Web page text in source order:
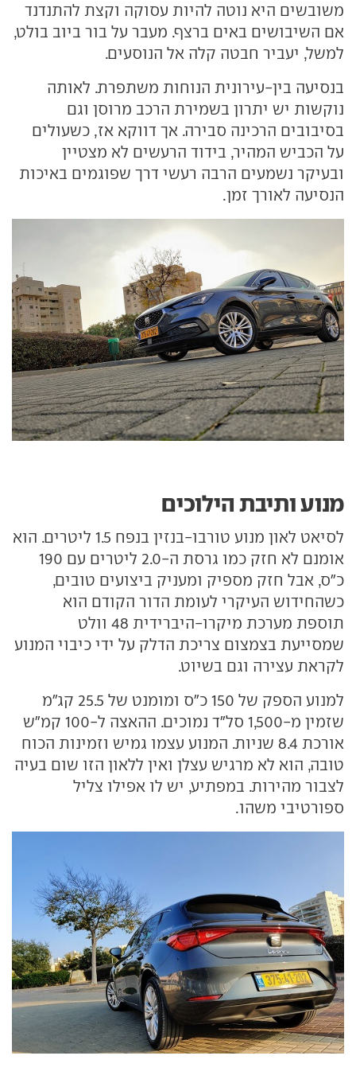
משובשים היא נוטה להיות עסוקה וקצת להתנדנד
אם השיבושים באים ברצף. מעבר על בור ביוב בולט,
למשל, יעביר חבטה קלה אל הנוסעים.
בנסיעה בין-עירונית הנוחות משתפרת. לאותה
נוקשות יש יתרון בשמירת הרכב מרוסן וגם
בסיבובים הרכינה סבירה. אך דווקא אז, כשעולים
על הכביש המהיר, בידוד הרעשים לא מצטיין
ובעיקר נשמעים הרבה רעשי דרך שפוגמים באיכות
הנסיעה לאורך זמן.
מנוע ותיבת הילוכים
לסיאט לאון מנוע טורבו-בנזין בנפח 1.5 ליטרים. הוא
אומנם לא חזק כמו גרסת ה-2.0 ליטרים עם 190
כ"ס, אבל חזק מספיק ומעניק ביצועים טובים,
כשהחידוש העיקרי לעומת הדור הקודם הוא
תוספת מערכת מיקרו-היברידית 48 וולט
שמסייעת בצמצום צריכת הדלק על ידי כיבוי המנוע
לקראת עצירה וגם בשיוט.
למנוע הספק של 150 כ"ס ומומנט של 25.5 קג"מ
שזמין מ-1,500 סל"ד נמוכים. ההאצה ל-100 קמ"ש
אורכת 8.4 שניות. המנוע עצמו גמיש וזמינות הכוח
טובה, הוא לא מרגיש עצלן ואין ללאון הזו שום בעיה
לצבור מהירות. במפתיע, יש לו אפילו צליל
ספורטיבי משהו.